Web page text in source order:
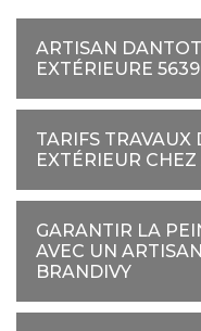
ARTISAN
EXTÉRIEURE
TARIFS TRAVAUX
EXTÉRIEUR
GARANTIR LA
AVEC UN
BRANDIVY